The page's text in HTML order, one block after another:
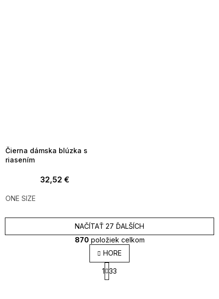
Čierna dámska blúzka s
riasením
32,52 €
ONE SIZE
O
v
l
á
NAČÍTAŤ 27 ĎALŠÍCH
S
t
r
1 33
870 položiek celkom
HORE